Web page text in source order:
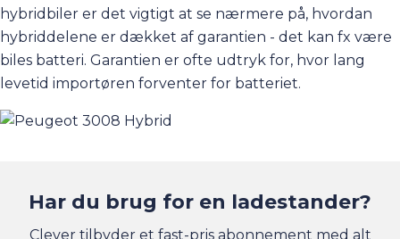
hybridbiler er det vigtigt at se nærmere på, hvordan
hybriddelene er dækket af garantien - det kan fx være
biles batteri. Garantien er ofte udtryk for, hvor lang
levetid importøren forventer for batteriet.
Har du brug for en ladestander?
Clever tilbyder et fast-pris abonnement med alt